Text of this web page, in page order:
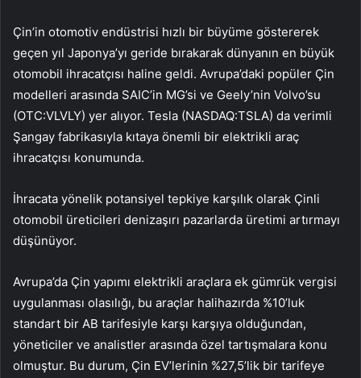
Çin’in otomotiv endüstrisi hızlı bir büyüme göstererek
geçen yıl Japonya’yı geride bırakarak dünyanın en büyük
otomobil ihracatçısı haline geldi. Avrupa’daki popüler Çin
modelleri arasında SAIC’in MG’si ve Geely’nin Volvo’su
(OTC:VLVLY) yer alıyor. Tesla (NASDAQ:TSLA) da verimli
Şangay fabrikasıyla kıtaya önemli bir elektrikli araç
ihracatçısı konumunda.
İhracata yönelik potansiyel tepkiye karşılık olarak Çinli
otomobil üreticileri denizaşırı pazarlarda üretimi artırmayı
düşünüyor.
Avrupa’da Çin yapımı elektrikli araçlara ek gümrük vergisi
uygulanması olasılığı, bu araçlar halihazırda %10’luk
standart bir AB tarifesiyle karşı karşıya olduğundan,
yöneticiler ve analistler arasında özel tartışmalara konu
olmuştur. Bu durum, Çin EV’lerinin %27,5’lik bir tarifeye